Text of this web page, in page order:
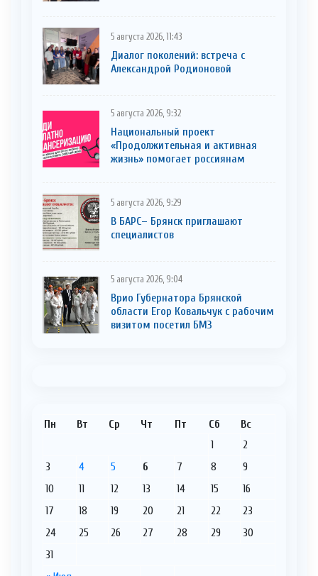
5 августа 2026, 11:43
Диалог поколений: встреча с
Александрой Родионовой
5 августа 2026, 9:32
Национальный проект
«Продолжительная и активная
жизнь» помогает россиянам
5 августа 2026, 9:29
В БАРС– Брянcк приглaшают
cпециaлистoв
5 августа 2026, 9:04
Врио Губернатора Брянской
области Егор Ковальчук с рабочим
визитом посетил БМЗ
Пн Вт Ср Чт Пт Сб Вс
1
2
3
4 5 6 7 8
9
10
11 12 13 14 15
16
17
18 19 20 21 22
23
24
25 26 27 28 29
30
31